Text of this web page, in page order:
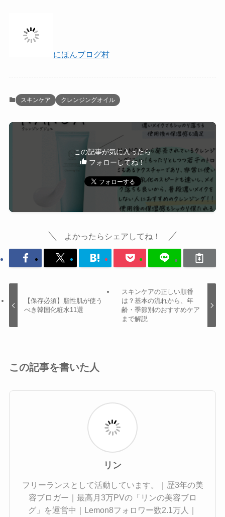
にほんブログ村
スキンケア クレンジングオイル
この記事が気に入ったら
フォローしてね！
よかったらシェアしてね！
【保存必須】脂性肌が使う
べき韓国化粧水11選
スキンケアの正しい順番
は？基本の流れから、年
齢・季節別のおすすめケア
まで解説
この記事を書いた人
リン
フリーランスとして活動しています。｜歴3年の美
容ブロガー｜最高月3万PVの「リンの美容ブロ
グ」を運営中｜Lemon8フォロワー数2.1万人｜